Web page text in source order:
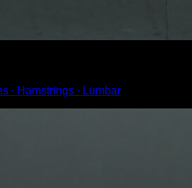
∙ Hamstrings ∙ Lumbar